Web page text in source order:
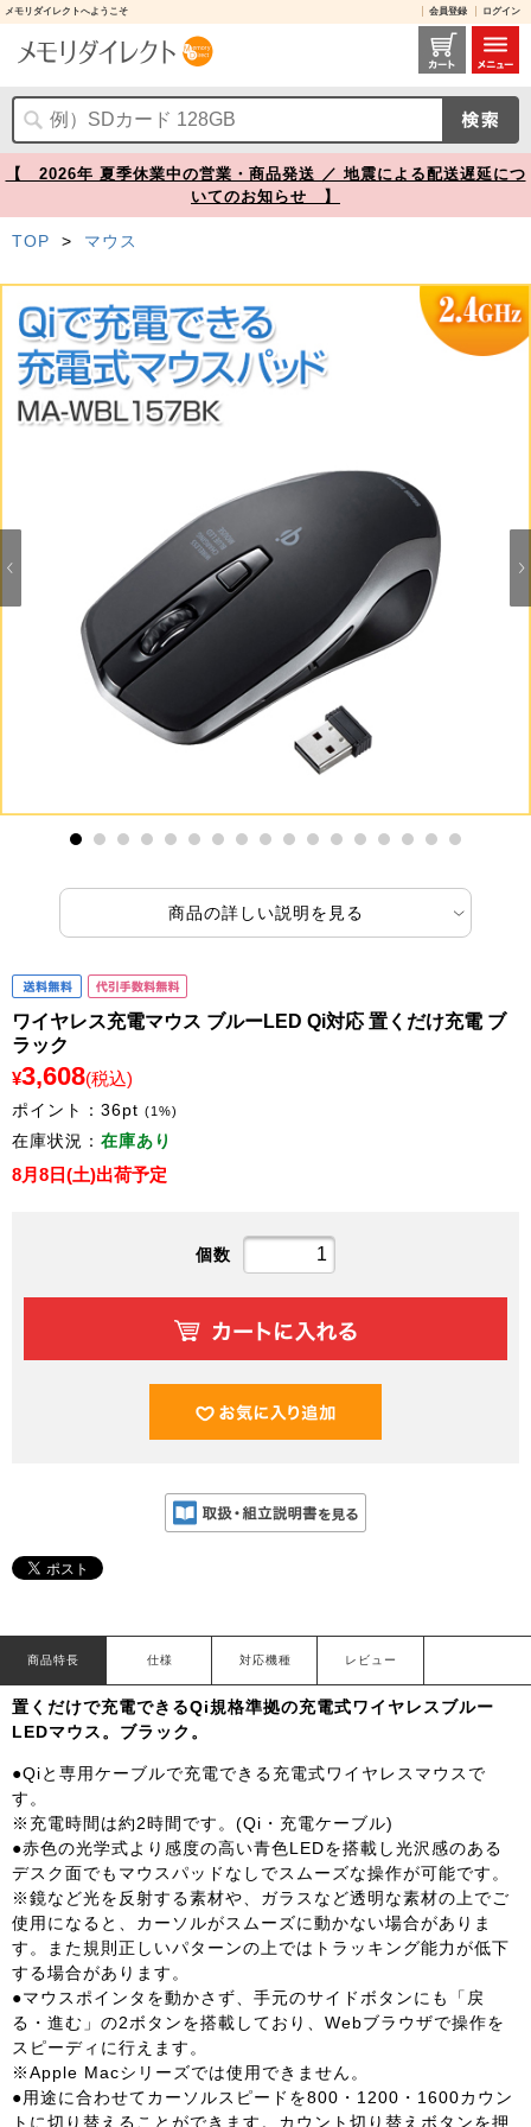
メモリダイレクトへようこそ 会員登録 ログイン
ワイヤレス充電マウス ブルーLED Qi対応 置くだけ充電 ブラック【メモリダイレクト】
【 2026年 夏季休業中の営業・商品発送 ／ 地震による配送遅延につ
いてのお知らせ 】
TOP > マウス
10 11 12 13 14 15 16
商品の詳しい説明を見る
ワイヤレス充電マウス ブルーLED Qi対応 置くだけ充電 ブ
ラック
¥3,608(税込)
ポイント： 36pt (1%)
在庫状況： 在庫あり
8月8日(土)出荷予定
個数
商品特長 仕様 対応機種 レビュー
置くだけで充電できるQi規格準拠の充電式ワイヤレスブルー
LEDマウス。ブラック。
●Qiと専用ケーブルで充電できる充電式ワイヤレスマウスで
す。
※充電時間は約2時間です。(Qi・充電ケーブル)
●赤色の光学式より感度の高い青色LEDを搭載し光沢感のある
デスク面でもマウスパッドなしでスムーズな操作が可能です。
※鏡など光を反射する素材や、ガラスなど透明な素材の上でご
使用になると、カーソルがスムーズに動かない場合がありま
す。また規則正しいパターンの上ではトラッキング能力が低下
する場合があります。
●マウスポインタを動かさず、手元のサイドボタンにも「戻
る・進む」の2ボタンを搭載しており、Webブラウザで操作を
スピーディに行えます。
※Apple Macシリーズでは使用できません。
●用途に合わせてカーソルスピードを800・1200・1600カウン
トに切り替えることができます。カウント切り替えボタンを押